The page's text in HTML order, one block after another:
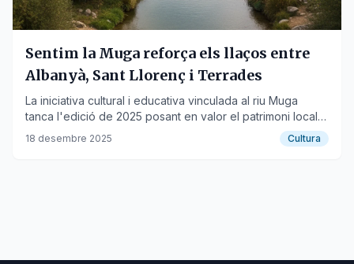
Sentim la Muga reforça els llaços entre
Albanyà, Sant Llorenç i Terrades
La iniciativa cultural i educativa vinculada al riu Muga
tanca l'edició de 2025 posant en valor el patrimoni local i
la cohesió social.
18 desembre 2025 Cultura